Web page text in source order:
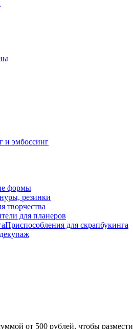
и эмбоссинг
формы
резинки
творчества
для планеров
Приспособления для скрапбукинга
от 500 рублей, чтобы